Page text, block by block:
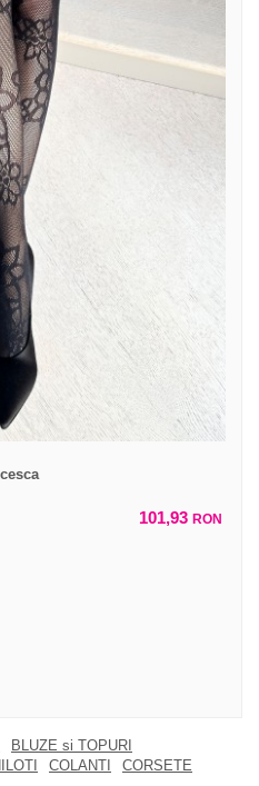
101,93 RON
BLUZE si TOPURI
COLANTI
CORSETE